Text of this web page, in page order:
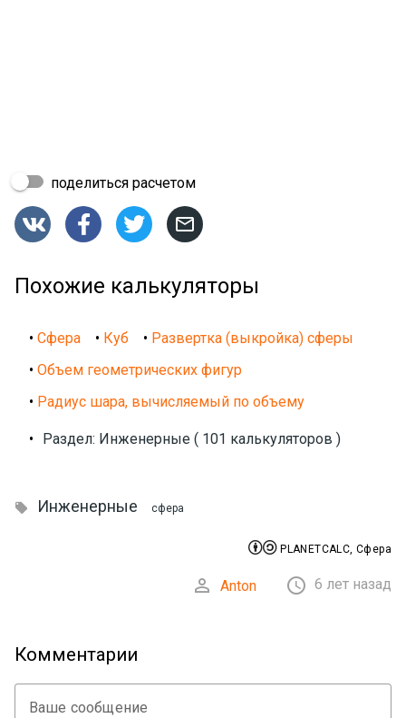
поделиться расчетом
   
Похожие калькуляторы
• Сфера • Куб • Развертка (выкройка) сферы
• Объем геометрических фигур
• Радиус шара, вычисляемый по объему
• Раздел: Инженерные ( 101 калькуляторов )
 Инженерные сфера
PLANETCALC, Сфера
 Anton  6 лет назад
Комментарии
Ваше сообщение